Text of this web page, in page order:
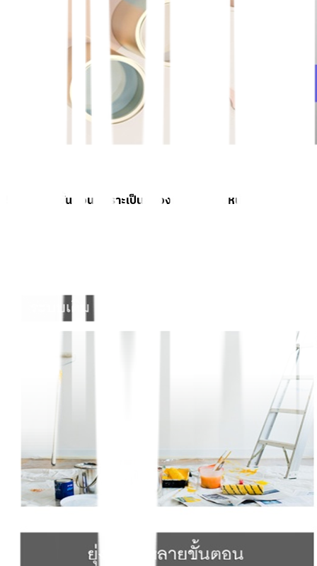
5. ประหยัดขั้นตอน เพราะเป็นสีรองพื้นและสีทับหน้าในตัวเอง